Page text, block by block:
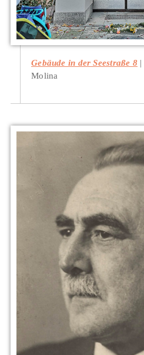
Gebäude in der Seestraße 8
Molina